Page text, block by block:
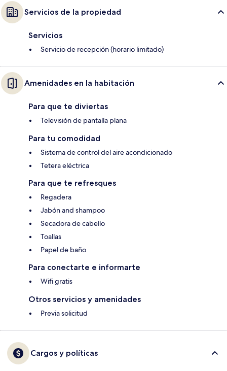
Servicios de la propiedad
Servicios
Servicio de recepción (horario limitado)
Amenidades en la habitación
Para que te diviertas
Televisión de pantalla plana
Para tu comodidad
Sistema de control del aire acondicionado
Tetera eléctrica
Para que te refresques
Regadera
Jabón and shampoo
Secadora de cabello
Toallas
Papel de baño
Para conectarte e informarte
Wifi gratis
Otros servicios y amenidades
Previa solicitud
Cargos y políticas